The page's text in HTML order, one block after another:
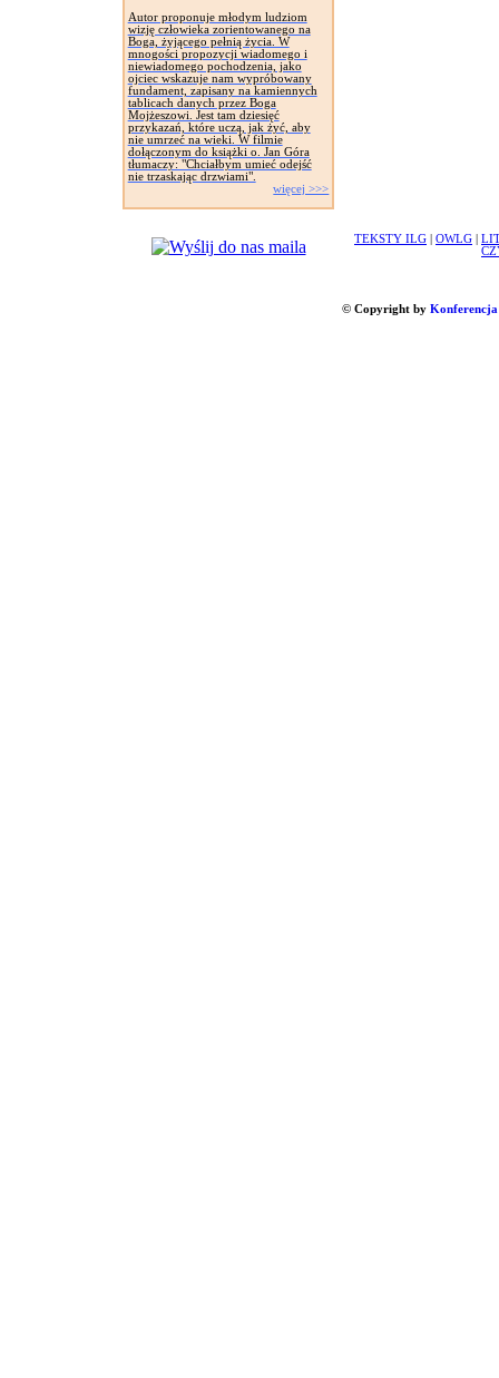
Autor proponuje młodym ludziom
wizję człowieka zorientowanego na
Boga, żyjącego pełnią życia. W
mnogości propozycji wiadomego i
niewiadomego pochodzenia, jako
ojciec wskazuje nam wypróbowany
fundament, zapisany na kamiennych
tablicach danych przez Boga
Mojżeszowi. Jest tam dziesięć
przykazań, które uczą, jak żyć, aby
nie umrzeć na wieki. W filmie
dołączonym do książki o. Jan Góra
tłumaczy: "Chciałbym umieć odejść
nie trzaskając drzwiami".
więcej >>>
TEKSTY ILG OWLG
© Copyright by Konferencja